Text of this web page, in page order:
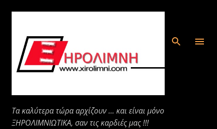
Μετάβαση στο κύριο περιεχόμενο
Τα καλύτερα τώρα αρχίζουν ... και είναι μόνο
ΞΗΡΟΛΙΜΝΙΩΤΙΚΑ, σαν τις καρδιές μας !!!